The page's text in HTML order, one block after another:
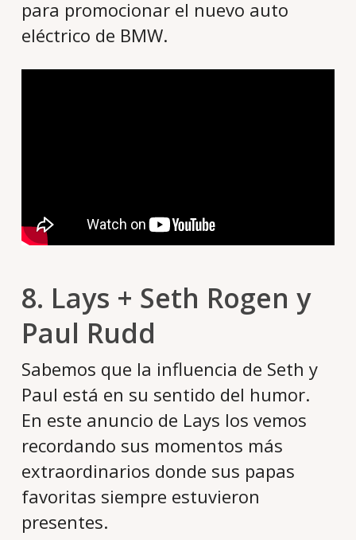
para promocionar el nuevo auto
eléctrico de BMW.
8. Lays + Seth Rogen y
Paul Rudd
Sabemos que la influencia de Seth y
Paul está en su sentido del humor.
En este anuncio de Lays los vemos
recordando sus momentos más
extraordinarios donde sus papas
favoritas siempre estuvieron
presentes.